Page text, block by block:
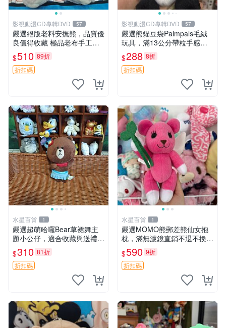
影視動漫CD專輯DVD 57
嚴選絕版老料安撫熊，品質優
良值得收藏 極品老布手工安
撫搖鈴玩具，適合哄睡寶貝
超柔老料搖鈴熊，專為孩子設
計的安心伴護 推薦絕版老布
製工藝搖鈴熊，可當作童
$510 89折
折扣碼
影視動漫CD專輯DVD 57
嚴選熊貓豆袋Palmpals毛絨
玩具，滿13公分帶粒手感極
佳，電影主題周邊推薦 熊貓
Palmpals 毛絨玩具 豆袋 劇場
版周邊
$288 8折
折扣碼
水星百貨 1
嚴選超萌哈囉Bear草裙舞主
題小公仔，適合收藏與送禮 1
00 克 哈囉Bear 草裙舞
$310 81折
折扣碼
水星百貨 1
嚴選MOMO熊郵差熊仙女抱
枕，滿無濾鏡直銷不退不換
經典造型可愛必備 紅薯啵啵
間抱枕 抱枕 時尚
$590 9折
折扣碼